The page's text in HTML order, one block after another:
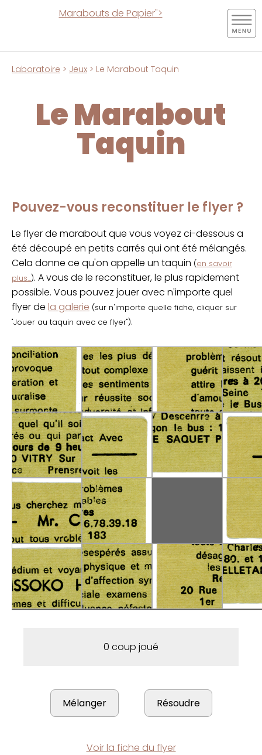
Marabouts de Papier">
Laboratoire > Jeux > Le Marabout Taquin
Le Marabout
Taquin
Pouvez-vous reconstituer le flyer ?
Le flyer de marabout que vous voyez ci-dessous a
été découpé en petits carrés qui ont été mélangés.
Cela donne ce qu'on appelle un taquin (en savoir
plus...). A vous de le reconstituer, le plus rapidement
possible. Vous pouvez jouer avec n'importe quel
flyer de la galerie (sur n'importe quelle fiche, cliquer sur
"Jouer au taquin avec ce flyer").
0 coup joué
Voir la fiche du flyer